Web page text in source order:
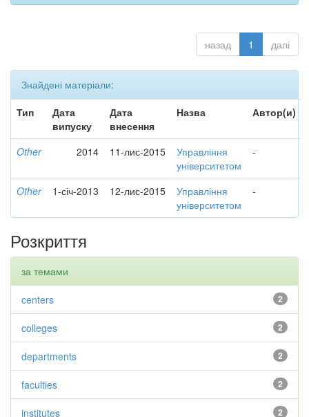
назад 1 далі
Знайдені матеріали:
Тип
Дата
випуску
Дата
внесення
Назва Автор(и)
Other 2014 11-лис-2015
Управління
університетом
-
Other 1-січ-2013 12-лис-2015
Управління
університетом
-
Розкриття
за темами
2
centers
2
colleges
2
departments
2
faculties
2
institutes